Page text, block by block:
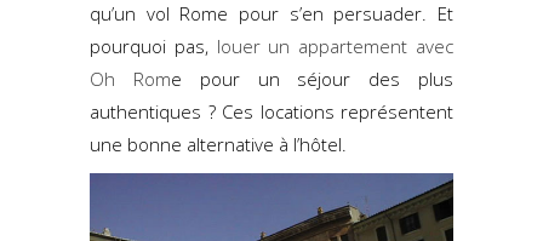
qu’un vol Rome pour s’en persuader. Et
pourquoi pas, louer un appartement avec
Oh Rome pour un séjour des plus
authentiques ? Ces locations représentent
une bonne alternative à l’hôtel.